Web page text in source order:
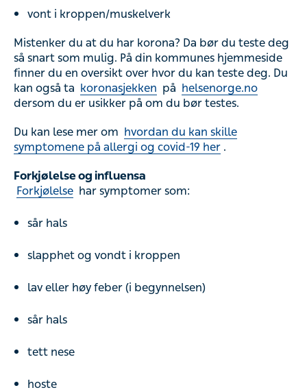
vont i kroppen/muskelverk
Mistenker du at du har korona? Da bør du teste deg
så snart som mulig. På din kommunes hjemmeside
finner du en oversikt over hvor du kan teste deg. Du
kan også ta koronasjekken på helsenorge.no
dersom du er usikker på om du bør testes.
Du kan lese mer om hvordan du kan skille
symptomene på allergi og covid-19 her .
Forkjølelse og influensa
Forkjølelse har symptomer som:
sår hals
slapphet og vondt i kroppen
lav eller høy feber (i begynnelsen)
sår hals
tett nese
hoste